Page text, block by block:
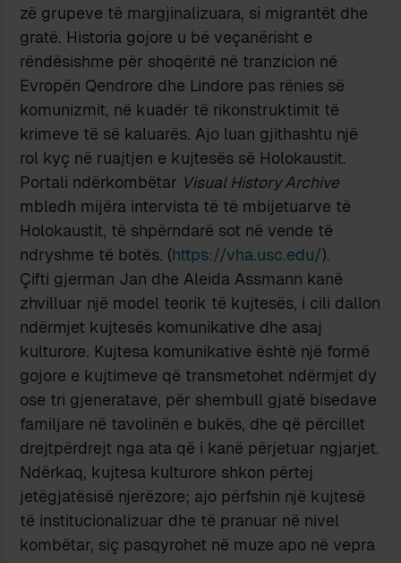
zë grupeve të margjinalizuara, si migrantët dhe
gratë. Historia gojore u bë veçanërisht e
rëndësishme për shoqëritë në tranzicion në
Evropën Qendrore dhe Lindore pas rënies së
komunizmit, në kuadër të rikonstruktimit të
krimeve të së kaluarës. Ajo luan gjithashtu një
rol kyç në ruajtjen e kujtesës së Holokaustit.
Portali ndërkombëtar Visual History Archive
mbledh mijëra intervista të të mbijetuarve të
Holokaustit, të shpërndarë sot në vende të
ndryshme të botës. (https://vha.usc.edu/).
Çifti gjerman Jan dhe Aleida Assmann kanë
zhvilluar një model teorik të kujtesës, i cili dallon
ndërmjet kujtesës komunikative dhe asaj
kulturore. Kujtesa komunikative është një formë
gojore e kujtimeve që transmetohet ndërmjet dy
ose tri gjeneratave, për shembull gjatë bisedave
familjare në tavolinën e bukës, dhe që përcillet
drejtpërdrejt nga ata që i kanë përjetuar ngjarjet.
Ndërkaq, kujtesa kulturore shkon përtej
jetëgjatësisë njerëzore; ajo përfshin një kujtesë
të institucionalizuar dhe të pranuar në nivel
kombëtar, siç pasqyrohet në muze apo në vepra